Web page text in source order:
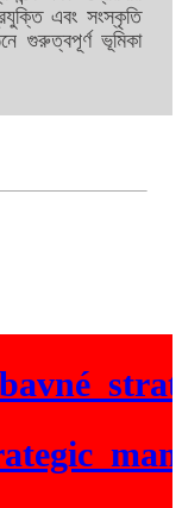
এবং সংস্কৃতি
গুরুত্বপূর্ণ ভূমিকা